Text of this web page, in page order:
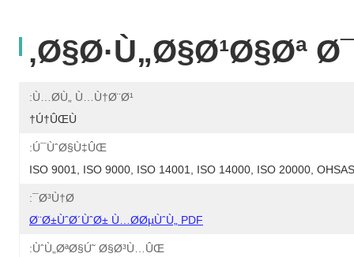
Ø§Ø·Ù„Ø§Ø¹Ø§Øª
Ù…Ø­Ù„ Ù…Ù†Ø¨Ø¹:
Ú†ÛŒÙ†
Ú¯ÙˆØ§Ù‡ÛŒ:
ISO 9001, ISO 9000, ISO 14001, ISO 14000, ISO 20000,
Ø³Ù†Ø¯:
Ø¨Ø±ÙˆØ´ÙˆØ± Ù…Ø­ØµÙˆÙ„ PDF
ÙˆÙ„ØªØ§Ú˜ Ø§Ø³Ù…ÛŒ: